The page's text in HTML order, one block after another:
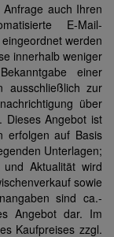
auch Ihren
E-Mail-
werden
innerhalb weniger
einer
ausschließlich zur
über
Dieses Angebot ist
erfolgen auf Basis
Unterlagen;
Aktualität wird
sowie
sind ca.-
Angebot dar. Im
Kaufpreises zzgl.